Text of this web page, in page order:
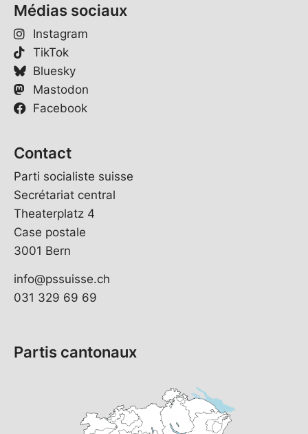
Médias sociaux
Instagram
TikTok
Bluesky
Mastodon
Facebook
Contact
Parti socialiste suisse
Secrétariat central
Theaterplatz 4
Case postale
3001 Bern
info@pssuisse.ch
031 329 69 69
Partis cantonaux